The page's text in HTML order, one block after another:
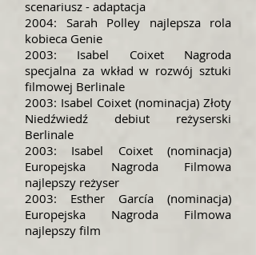
scenariusz - adaptacja
2004: Sarah Polley najlepsza rola
kobieca Genie
2003: Isabel Coixet Nagroda
specjalna za wkład w rozwój sztuki
filmowej Berlinale
2003: Isabel Coixet (nominacja) Złoty
Niedźwiedź debiut reżyserski
Berlinale
2003: Isabel Coixet (nominacja)
Europejska Nagroda Filmowa
najlepszy reżyser
2003: Esther García (nominacja)
Europejska Nagroda Filmowa
najlepszy film